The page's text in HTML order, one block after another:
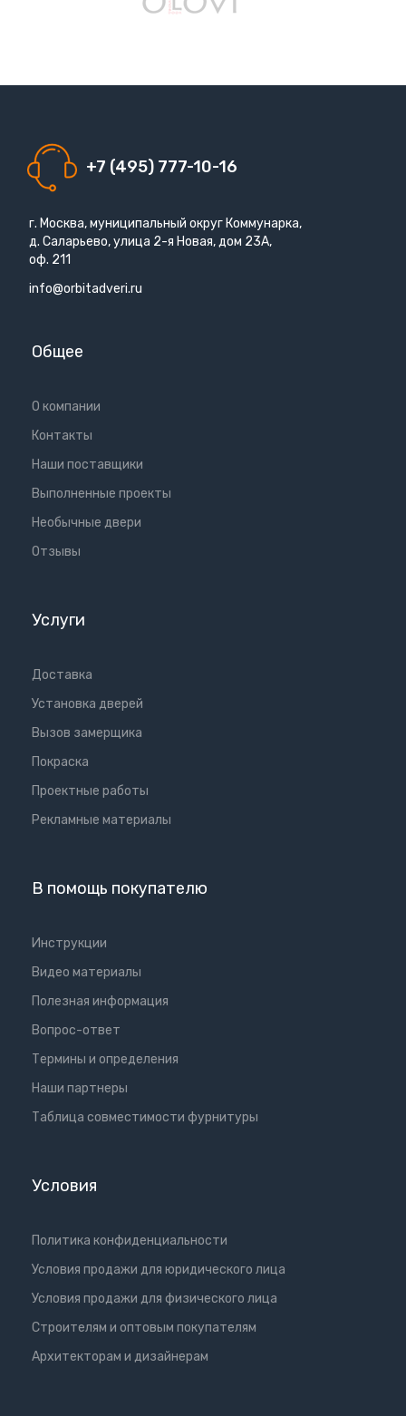
+7 (495) 777-10-16
г. Москва, муниципальный округ Коммунарка,
д. Саларьево, улица 2-я Новая, дом 23А,
оф. 211
info@orbitadveri.ru
Общее
О компании
Контакты
Наши поставщики
Выполненные проекты
Необычные двери
Отзывы
Услуги
Доставка
Установка дверей
Вызов замерщика
Покраска
Проектные работы
Рекламные материалы
В помощь покупателю
Инструкции
Видео материалы
Полезная информация
Вопрос-ответ
Термины и определения
Наши партнеры
Таблица совместимости фурнитуры
Условия
Политика конфиденциальности
Условия продажи для юридического лица
Условия продажи для физического лица
Cтроителям и оптовым покупателям
Aрхитекторам и дизайнерам